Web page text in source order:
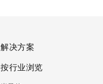
解决方案
按行业浏览